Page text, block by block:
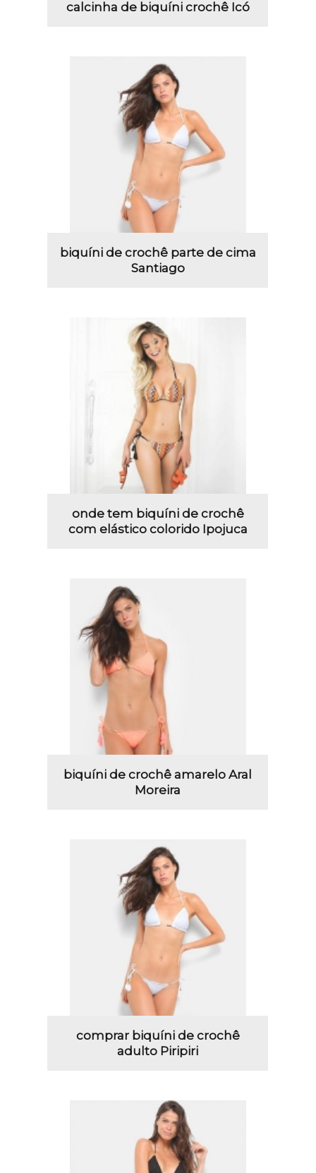
calcinha de biquíni crochê Icó
biquíni de crochê parte de cima
Santiago
onde tem biquíni de crochê
com elástico colorido Ipojuca
biquíni de crochê amarelo Aral
Moreira
comprar biquíni de crochê
adulto Piripiri